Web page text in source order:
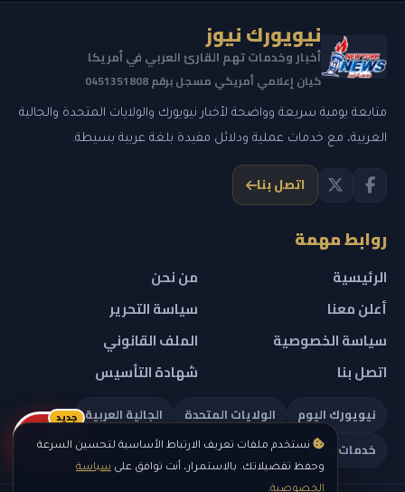
نستخدم ملفات تعريف الارتباط الأساسية لتحسين السرعة
وحفظ تفضيلاتك. بالاستمرار، أنت توافق على سياسة
نيويورك نيوز
أخبار وخدمات تهم القارئ العربي في أمريكا
كيان إعلامي أمريكي مسجل برقم 0451351808
متابعة يومية سريعة وواضحة لأخبار نيويورك والولايات المتحدة والجالية
العربية، مع خدمات عملية ودلائل مفيدة بلغة عربية بسيطة.
اتصل بنا
روابط مهمة
الرئيسية
من نحن
أعلن معنا
سياسة التحرير
سياسة الخصوصية
الملف القانوني
اتصل بنا
شهادة التأسيس
نيويورك اليوم الولايات المتحدة
الجالية العربية
خدمات تهمك
ريلز
جديد